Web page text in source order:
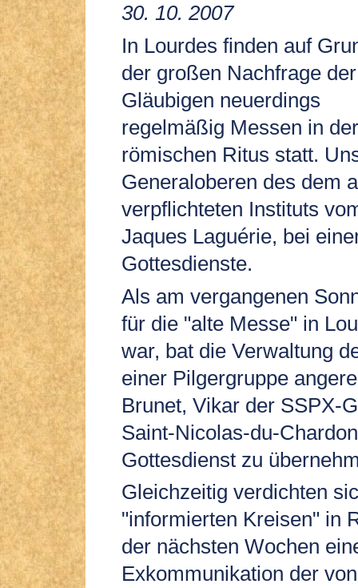
30. 10. 2007
In Lourdes finden auf
der großen Nachfrage der
Gläubigen neuerdings
regelmäßig Messen in
römischen Ritus statt.
Generaloberen des dem
verpflichteten Instituts
Jaques Laguérie, bei
Gottesdienste.
Als am vergangenen
für die "alte Messe" in
war, bat die Verwaltung
einer Pilgergruppe
Brunet, Vikar der SSPX-
Saint-Nicolas-du-
Gottesdienst zu
Gleichzeitig verdichten
"informierten Kreisen" in
der nächsten Wochen
Exkommunikation der